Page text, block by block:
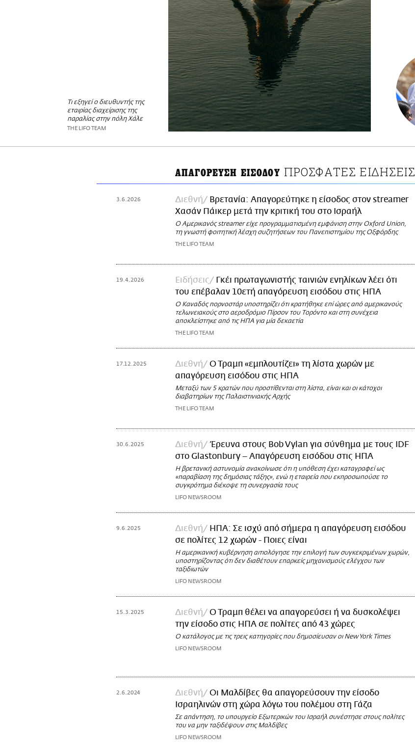
Τι εξηγεί ο διευθυντής της
εταιρίας διαχείρισης της
παραλίας στην πόλη Χάλε
THE LIFO TEAM
ΑΠΑΓΟΡΕΥΣΗ ΕΙΣΟΔΟΥ ΠΡΟΣΦΑΤΕΣ ΕΙΔΗΣΕΙΣ
3.6.2026 Διεθνή
Βρετανία: Απαγορεύτηκε η είσοδος στον streamer
Χασάν Πάικερ μετά την κριτική του στο Ισραήλ
Ο Αμερικανός streamer είχε προγραμματισμένη εμφάνιση στην Oxford Union,
τη γνωστή φοιτητική λέσχη συζητήσεων του Πανεπιστημίου της Οξφόρδης
THE LIFO TEAM
19.4.2026 Ειδήσεις
Γκέι πρωταγωνιστής ταινιών ενηλίκων λέει ότι
του επέβαλαν 10ετή απαγόρευση εισόδου στις ΗΠΑ
Ο Καναδός πορνοστάρ υποστηρίζει ότι κρατήθηκε επί ώρες από αμερικανούς
τελωνειακούς στο αεροδρόμιο Πίρσον του Τορόντο και στη συνέχεια
αποκλείστηκε από τις ΗΠΑ για μία δεκαετία
THE LIFO TEAM
17.12.2025 Διεθνή
Ο Τραμπ «εμπλουτίζει» τη λίστα χωρών με
απαγόρευση εισόδου στις ΗΠΑ
Μεταξύ των 5 κρατών που προστίθενται στη λίστα, είναι και οι κάτοχοι
διαβατηρίων της Παλαιστινιακής Αρχής
THE LIFO TEAM
30.6.2025 Διεθνή
Έρευνα στους Bob Vylan για σύνθημα με τους IDF
στο Glastonbury – Απαγόρευση εισόδου στις ΗΠΑ
Η βρετανική αστυνομία ανακοίνωσε ότι η υπόθεση έχει καταγραφεί ως
«παραβίαση της δημόσιας τάξης», ενώ η εταιρεία που εκπροσωπούσε το
συγκρότημα διέκοψε τη συνεργασία τους
LIFO NEWSROOM
9.6.2025 Διεθνή
ΗΠΑ: Σε ισχύ από σήμερα η απαγόρευση εισόδου
σε πολίτες 12 χωρών - Ποιες είναι
Η αμερικανική κυβέρνηση αιτιολόγησε την επιλογή των συγκεκριμένων χωρών,
υποστηρίζοντας ότι δεν διαθέτουν επαρκείς μηχανισμούς ελέγχου των
ταξιδιωτών
LIFO NEWSROOM
15.3.2025 Διεθνή
Ο Τραμπ θέλει να απαγορεύσει ή να δυσκολέψει
την είσοδο στις ΗΠΑ σε πολίτες από 43 χώρες
Ο κατάλογος με τις τρεις κατηγορίες που δημοσίευσαν οι New York Times
LIFO NEWSROOM
2.6.2024 Διεθνή
Οι Μαλδίβες θα απαγορεύσουν την είσοδο
Ισραηλινών στη χώρα λόγω του πολέμου στη Γάζα
Σε απάντηση, το υπουργείο Εξωτερικών του Ισραήλ συνέστησε στους πολίτες
του να μην ταξιδέψουν στις Μαλδίβες
LIFO NEWSROOM